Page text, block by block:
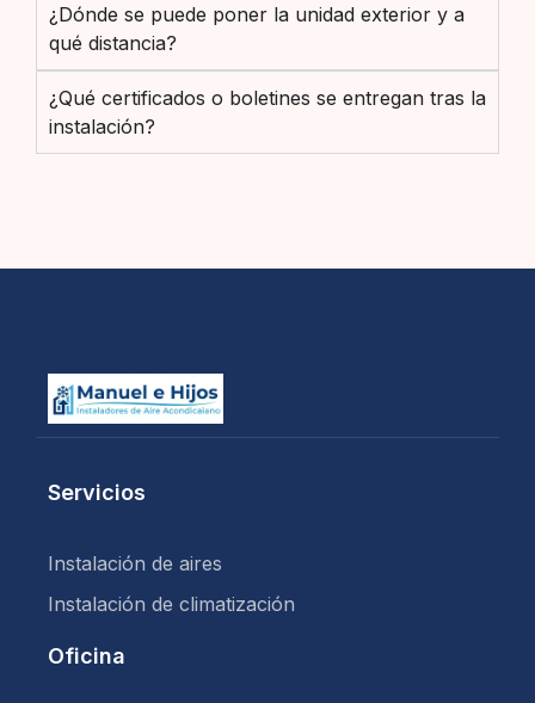
¿Dónde se puede poner la unidad exterior y a
qué distancia?
¿Qué certificados o boletines se entregan tras la
instalación?
Servicios
Instalación de aires
Instalación de climatización
Oficina